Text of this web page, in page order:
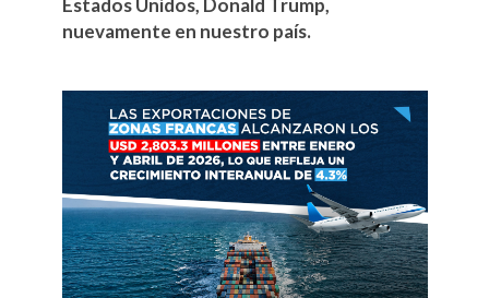
Estados Unidos, Donald Trump,
nuevamente en nuestro país.